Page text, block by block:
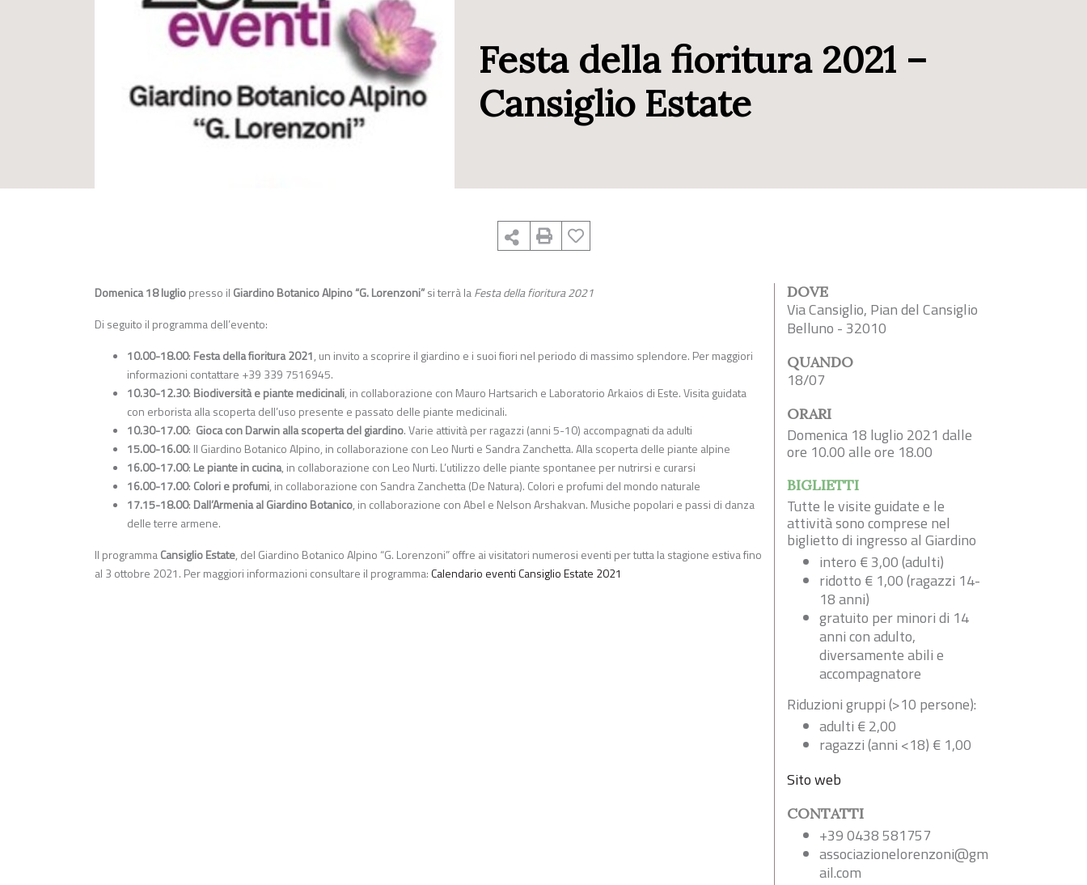
Festa della fioritura 2021 –
Cansiglio Estate
Domenica 18 lugliopresso il Giardino Botanico Alpino “G. Lorenzoni”si terrà laFesta della fioritura 2021
Di seguito il programma dell’evento:
10.00-18.00: Festa della fioritura 2021, un invito a scoprire il giardino e i suoi fiori nel periodo di massimo splendore. Per maggiori
informazioni contattare +39 339 7516945.
10.30-12.30: Biodiversità e piante medicinali, in collaborazione con Mauro Hartsarich e Laboratorio Arkaios di Este. Visita guidata
con erborista alla scoperta dell’uso presente e passato delle piante medicinali.
10.30-17.00: Gioca con Darwin alla scoperta del giardino. Varie attività per ragazzi (anni 5-10) accompagnati da adulti
15.00-16.00: Il Giardino Botanico Alpino, in collaborazione con Leo Nurti e Sandra Zanchetta. Alla scoperta delle piante alpine
16.00-17.00: Le piante in cucina, in collaborazione con Leo Nurti. L’utilizzo delle piante spontanee per nutrirsi e curarsi
16.00-17.00: Colori e profumi, in collaborazione con Sandra Zanchetta (De Natura). Colori e profumi del mondo naturale
17.15-18.00: Dall’Armenia al Giardino Botanico, in collaborazione con Abel e Nelson Arshakvan. Musiche popolari e passi di danza
delle terre armene.
Il programmaCansiglio Estate, del Giardino Botanico Alpino “G. Lorenzoni” offre ai visitatori numerosi eventi per tutta la stagione estiva fino
al 3 ottobre 2021. Per maggiori informazioni consultare il programma:Calendario eventi Cansiglio Estate 2021
DOVE
Via Cansiglio, Pian del Cansiglio
Belluno - 32010
QUANDO
18/07
ORARI
Domenica 18 luglio 2021 dalle
ore 10.00 alle ore 18.00
BIGLIETTI
Tutte le visite guidate e le
attività sono comprese nel
biglietto di ingresso al Giardino
intero € 3,00 (adulti)
ridotto € 1,00 (ragazzi 14-
18 anni)
gratuito per minori di 14
anni con adulto,
diversamente abili e
accompagnatore
Riduzioni gruppi (>10 persone):
adulti € 2,00
ragazzi (anni <18) € 1,00
Sito web
CONTATTI
+39 0438 581757
associazionelorenzoni@gm
ail.com